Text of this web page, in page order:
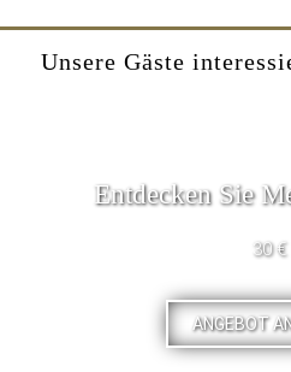
Unsere Gäste
Entdecken Sie
30 €
ANGEBOT